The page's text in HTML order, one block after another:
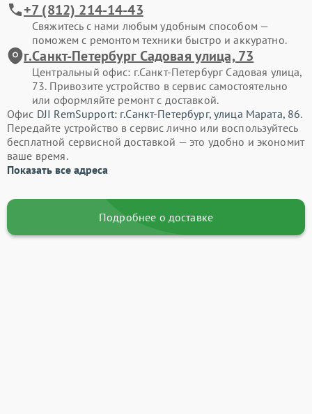
+7 (812) 214-14-43
Свяжитесь с нами любым удобным способом —
поможем с ремонтом техники быстро и аккуратно.
г.Санкт-Петербург Садовая улица, 73
Центральный офис: г.Санкт-Петербург Садовая улица,
73. Привозите устройство в сервис самостоятельно
или оформляйте ремонт с доставкой.
Офис DJI RemSupport: г.Санкт-Петербург, улица Марата, 86.
Передайте устройство в сервис лично или воспользуйтесь
бесплатной сервисной доставкой — это удобно и экономит
ваше время.
Показать все адреса
Подробнее о доставке